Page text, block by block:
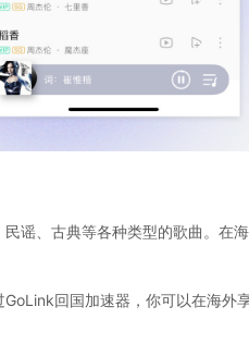
谣、古典等各种类型的歌曲。在
回国加速器，你可以在海外